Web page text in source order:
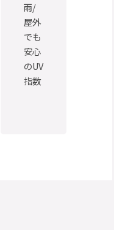
雨/
屋外
でも
安心
のUV
指数